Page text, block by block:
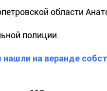
области
полиции.
на веранде